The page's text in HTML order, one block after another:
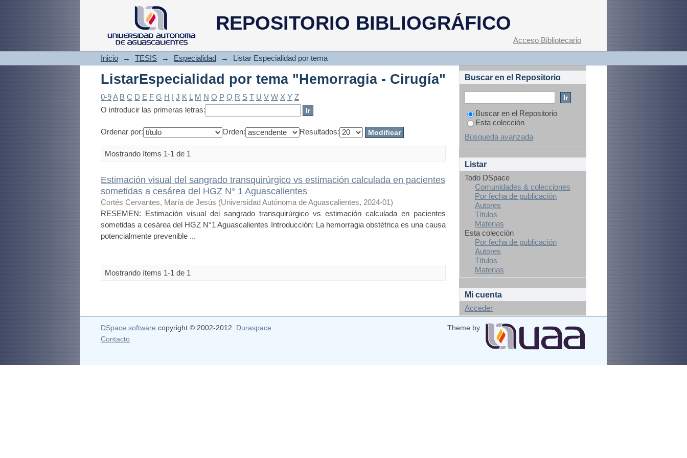
REPOSITORIO BIBLIOGRÁFICO
ListarEspecialidad por tema "Hemorragia - Cirugía"
Acceso Bibliotecario
Inicio → TESIS → Especialidad → Listar Especialidad por tema
ListarEspecialidad por tema "Hemorragia - Cirugía"
0-9A B C D E F G H I J K L M N O P Q R S T U V W X Y Z
O introducir las primeras letras:
Ordenar por: Orden: Resultados:
Mostrando ítems 1-1 de 1
Estimación visual del sangrado transquirúrgico vs estimación calculada en pacientes
sometidas a cesárea del HGZ N° 1 Aguascalientes
Cortés Cervantes, María de Jesús (Universidad Autónoma de Aguascalientes, 2024-01)
RESEMEN: Estimación visual del sangrado transquirúrgico vs estimación calculada en pacientes
sometidas a cesárea del HGZ N°1 Aguascalientes Introducción: La hemorragia obstétrica es una causa
potencialmente prevenible ...
Mostrando ítems 1-1 de 1
Buscar en el Repositorio
Buscar en el Repositorio
Esta colección
Búsqueda avanzada
Listar
Todo DSpace
Comunidades & colecciones
Por fecha de publicación
Autores
Títulos
Materias
Esta colección
Por fecha de publicación
Autores
Títulos
Materias
Mi cuenta
Acceder
DSpace software copyright © 2002-2012 Duraspace
Theme by
Contacto